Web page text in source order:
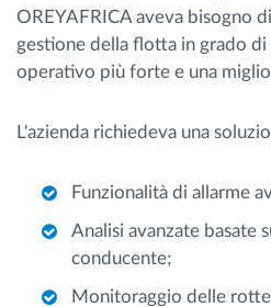
OREYAFRICA aveva bisogno
gestione della flotta in grado
operativo più forte e una
L'azienda richiedeva una
Funzionalità di allarme
Analisi avanzate basate
conducente;
Monitoraggio delle